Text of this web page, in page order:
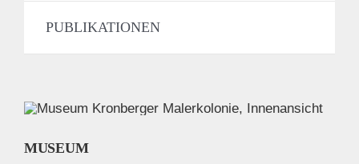
PUBLIKATIONEN
MUSEUM